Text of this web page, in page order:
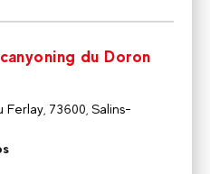
du Doron
73600, Salins-